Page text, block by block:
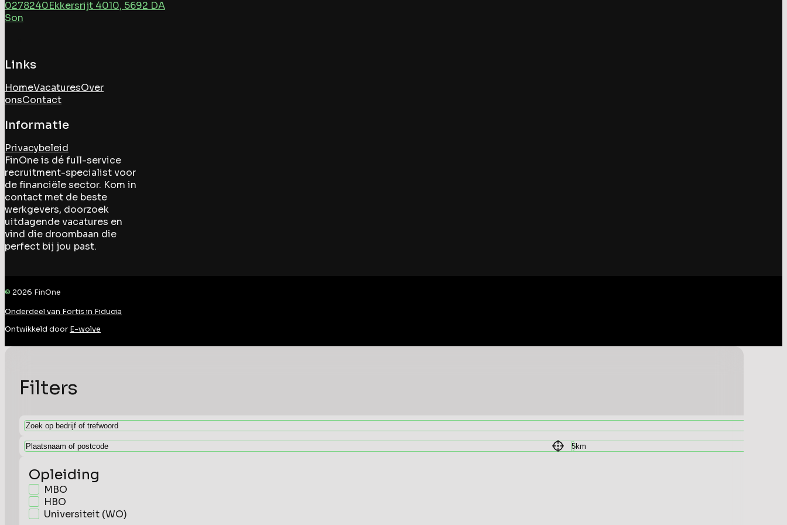
0278240Ekkersrijt 4010, 5692 DA
Son
Links
HomeVacaturesOver
onsContact
Informatie
Privacybeleid
FinOne is dé full-service
recruitment-specialist voor
de financiële sector. Kom in
contact met de beste
werkgevers, doorzoek
uitdagende vacatures en
vind die droombaan die
perfect bij jou past.
© 2026 FinOne
Onderdeel van Fortis in Fiducia
Ontwikkeld door E-wolve
Filters
Opleiding
MBO
HBO
Universiteit (WO)